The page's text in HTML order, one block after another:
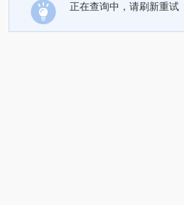
正在查询中，请刷新重试